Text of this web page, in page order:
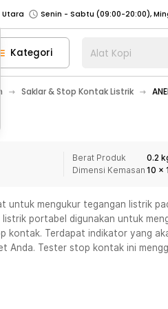
Barat
Senin - Jumat (07:00 -
Senin - Jumat (08:00 - 20:00),
Senin - Jumat (08:00 - 20:00),
Senin - Sabtu (09:00-20:00),
Senin - Sabtu (09:00-20:00),
Barat
Senin - Jumat (07:00 -
Kategori Alat Kopi
Saklar & Stop Kontak Listrik
Berat Produk
0.2
Dimensi Kemasan 10 x
untuk mengukur tegangan listrik
portabel digunakan untuk
kontak. Terdapat indikator yang
Anda. Tester stop kontak ini